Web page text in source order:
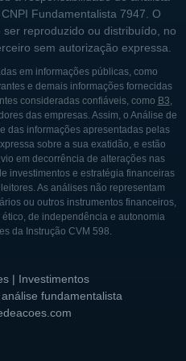
a construir confiança
de distribuição de
se compromete a
significativa dos
cotistas
de distribuição
manter os
e satisfeitos com os
uma
entre os cotistas e a
Fundamentalista 7947. O
reproduzido ou distribuído, no
sem autorização expressa.
em informações públicas, como
e demais informações fornecidas
consideradas confiáveis, como B3,
das empresas. Assim, o Análise de
das informações apresentadas pelas
sobre a sua exatidão, e estão
em decorrência de alterações nas
investimentos e estratégia financeiras
As análises não representam
ou outros instrumentos financeiros,
de independência e autonomia
da Instrução CVM 598.
| Investimentos
fundamentalista